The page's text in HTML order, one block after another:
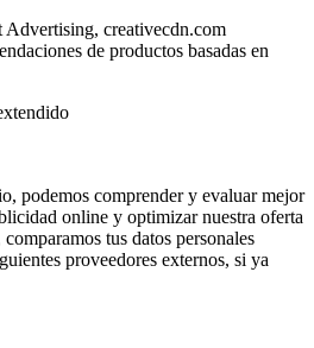
creativecdn.com
de productos basadas en
podemos comprender y evaluar mejor
online y optimizar nuestra oferta
tus datos personales
proveedores externos, si ya